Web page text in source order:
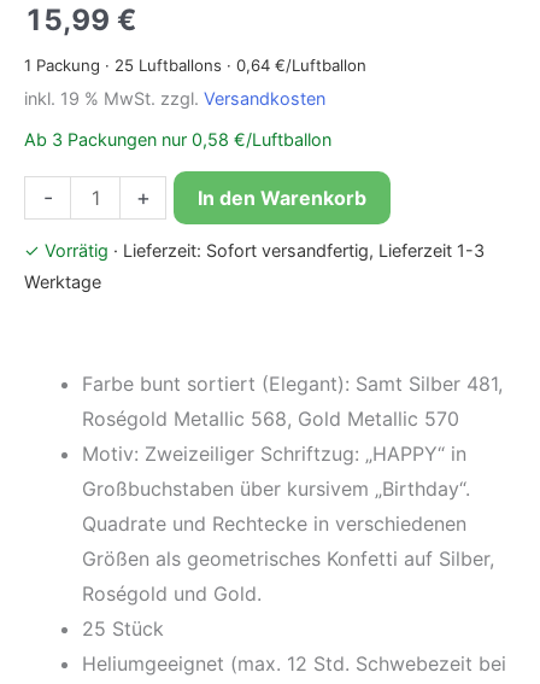
15,99 €
1 Packung · 25 Luftballons · 0,64 €/Luftballon
inkl. 19 % MwSt. zzgl. Versandkosten
Ab 3 Packungen nur 0,58 €/Luftballon
-
Bioloons®
Luftballon
30cm
bunt
+ In den Warenkorb
✓ Vorrätig · Lieferzeit: Sofort versandfertig, Lieferzeit 1-3
Werktage
Farbe bunt sortiert (Elegant): Samt Silber 481,
Roségold Metallic 568, Gold Metallic 570
Motiv: Zweizeiliger Schriftzug: „HAPPY“ in
Großbuchstaben über kursivem „Birthday“.
Quadrate und Rechtecke in verschiedenen
Größen als geometrisches Konfetti auf Silber,
Roségold und Gold.
25 Stück
Heliumgeeignet (max. 12 Std. Schwebezeit bei